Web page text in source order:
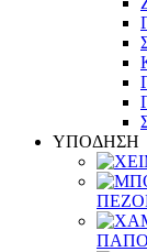
ΥΠΟΔΗΣΗ